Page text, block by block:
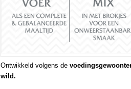
Ontwikkeld volgens de
wild.